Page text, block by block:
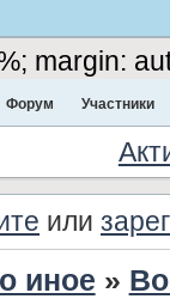
margin:
Форум Участники
или
иное »